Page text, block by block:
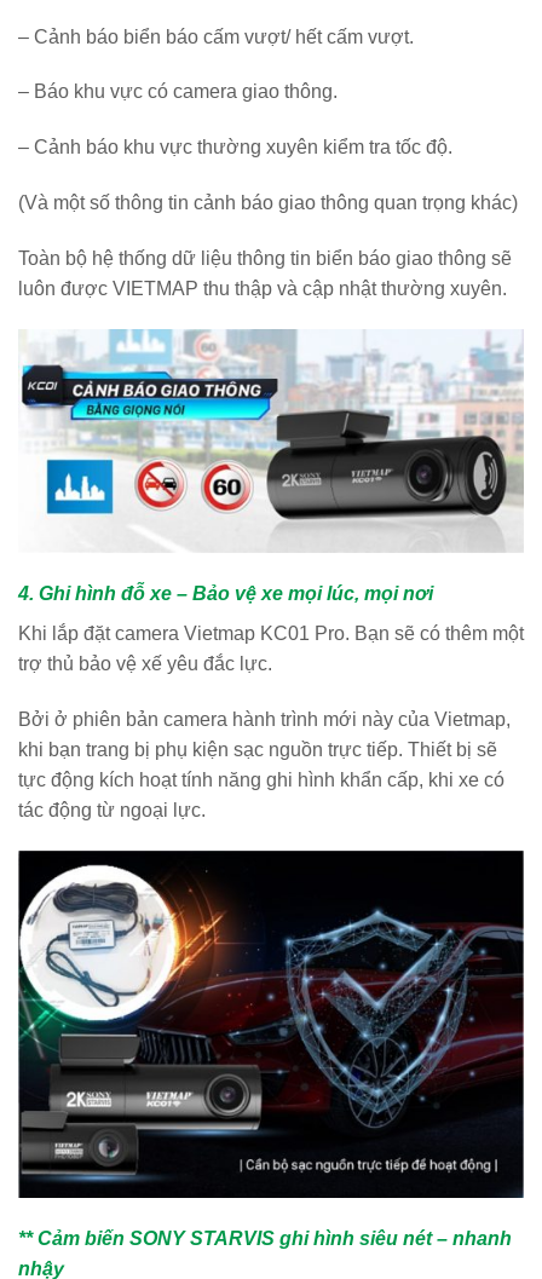
– Cảnh báo biển báo cấm vượt/ hết cấm vượt.
– Báo khu vực có camera giao thông.
– Cảnh báo khu vực thường xuyên kiểm tra tốc độ.
(Và một số thông tin cảnh báo giao thông quan trọng khác)
Toàn bộ hệ thống dữ liệu thông tin biển báo giao thông sẽ
luôn được VIETMAP thu thập và cập nhật thường xuyên.
4. Ghi hình đỗ xe – Bảo vệ xe mọi lúc, mọi nơi
Khi lắp đặt camera Vietmap KC01 Pro. Bạn sẽ có thêm một
trợ thủ bảo vệ xế yêu đắc lực.
Bởi ở phiên bản camera hành trình mới này của Vietmap,
khi bạn trang bị phụ kiện sạc nguồn trực tiếp. Thiết bị sẽ
tực động kích hoạt tính năng ghi hình khẩn cấp, khi xe có
tác động từ ngoại lực.
** Cảm biến SONY STARVIS ghi hình siêu nét – nhanh
nhậy